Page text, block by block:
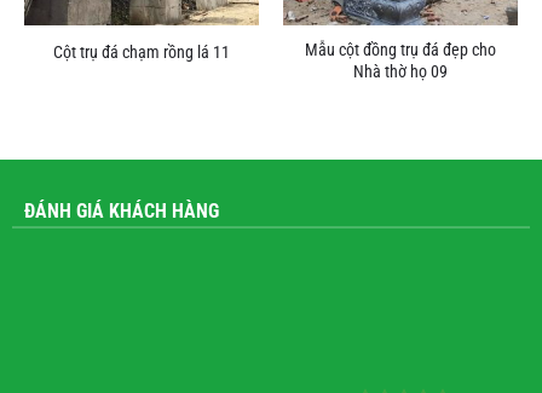
Cột trụ đá chạm rồng lá 11
Mẫu cột đồng trụ đá đẹp cho
Nhà thờ họ 09
ĐÁNH GIÁ KHÁCH HÀNG